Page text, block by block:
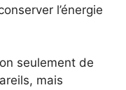
l’énergie
seulement de
mais